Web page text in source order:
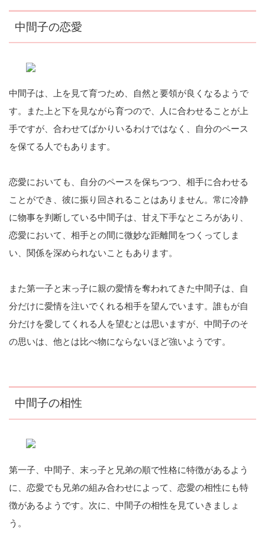
中間子の恋愛
中間子は、上を見て育つため、自然と要領が良くなるようで
す。また上と下を見ながら育つので、人に合わせることが上
手ですが、合わせてばかりいるわけではなく、自分のペース
を保てる人でもあります。
恋愛においても、自分のペースを保ちつつ、相手に合わせる
ことができ、彼に振り回されることはありません。常に冷静
に物事を判断している中間子は、甘え下手なところがあり、
恋愛において、相手との間に微妙な距離間をつくってしま
い、関係を深められないこともあります。
また第一子と末っ子に親の愛情を奪われてきた中間子は、自
分だけに愛情を注いでくれる相手を望んでいます。誰もが自
分だけを愛してくれる人を望むとは思いますが、中間子のそ
の思いは、他とは比べ物にならないほど強いようです。
中間子の相性
第一子、中間子、末っ子と兄弟の順で性格に特徴があるよう
に、恋愛でも兄弟の組み合わせによって、恋愛の相性にも特
徴があるようです。次に、中間子の相性を見ていきましょ
う。